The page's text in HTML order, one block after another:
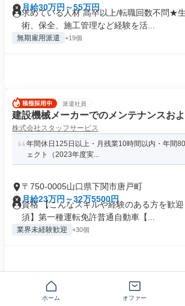
月給30万円～55万円
求めている人材 高卒以上/転職回数不問★
術、保全、施工管理など経験を活...
無期雇用派遣 +19個
派遣社員
建設機械メーカーでのメンテナンスお
株式会社スタッフサービス
年間休日125日以上・月残業10時間以内・年間
ェクト（2023年度実...
〒750-0005山口県下関市唐戸町
月給23万円～32万5500円
資格 【こんなスキルや経験のある方を歓
須】第一種運転免許普通自動車【...
業界未経験歓迎 +30個
ホーム オファー